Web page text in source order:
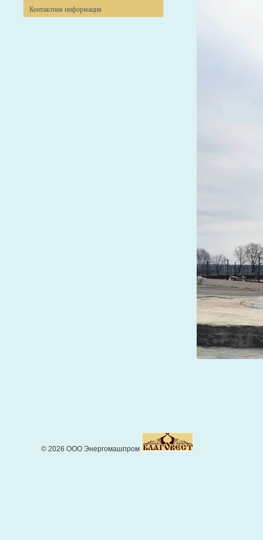
Контактная информация
© 2026 ООО Энергомашпром